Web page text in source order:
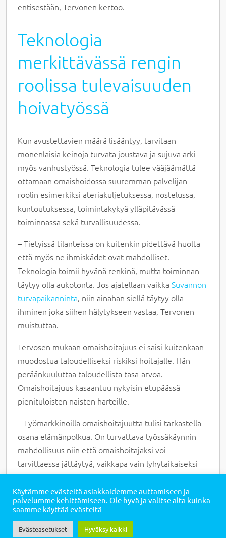
entisestään, Tervonen kertoo.
Teknologia
merkittävässä rengin
roolissa tulevaisuuden
hoivatyössä
Kun avustettavien määrä lisääntyy, tarvitaan
monenlaisia keinoja turvata joustava ja sujuva arki
myös vanhustyössä. Teknologia tulee vääjäämättä
ottamaan omaishoidossa suuremman palvelijan
roolin esimerkiksi ateriakuljetuksessa, nostelussa,
kuntoutuksessa, toimintakykyä ylläpitävässä
toiminnassa sekä turvallisuudessa.
– Tietyissä tilanteissa on kuitenkin pidettävä huolta
että myös ne ihmiskädet ovat mahdolliset.
Teknologia toimii hyvänä renkinä, mutta toiminnan
täytyy olla aukotonta. Jos ajatellaan vaikka Suvannon
turvapaikanninta, niin ainahan siellä täytyy olla
ihminen joka siihen hälytykseen vastaa, Tervonen
muistuttaa.
Tervosen mukaan omaishoitajuus ei saisi kuitenkaan
muodostua taloudelliseksi riskiksi hoitajalle. Hän
peräänkuuluttaa taloudellista tasa-arvoa.
Omaishoitajuus kasaantuu nykyisin etupäässä
pienituloisten naisten harteille.
– Työmarkkinoilla omaishoitajuutta tulisi tarkastella
osana elämänpolkua. On turvattava työssäkäynnin
mahdollisuus niin että omaishoitajaksi voi
tarvittaessa jättäytyä, vaikkapa vain lyhytaikaiseksi
jaksoksi. Omaishoitovastuuta tarvitaan, sitä ajattelua
että me joudutaan kaikki kantamaan läheisvastuuta.
Se ei ole vain muiden juttu, Tervonen esittää.
Haasteista huolimatta Tervonen ei kuitenkaan näe
Käytämme evästeitä asiakkaidemme auttamiseen ja
palvelumme kehittämiseen. Ole hyvä ja valitse alta kuinka
saamme käyttää evästeitä
Evästeasetukset Hyväksy kaikki